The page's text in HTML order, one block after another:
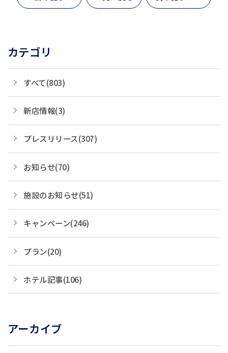
カテゴリ
すべて(803)
新店情報(3)
プレスリリース(307)
お知らせ(70)
施設のお知らせ(51)
キャンペーン(246)
プラン(20)
ホテル記事(106)
アーカイブ